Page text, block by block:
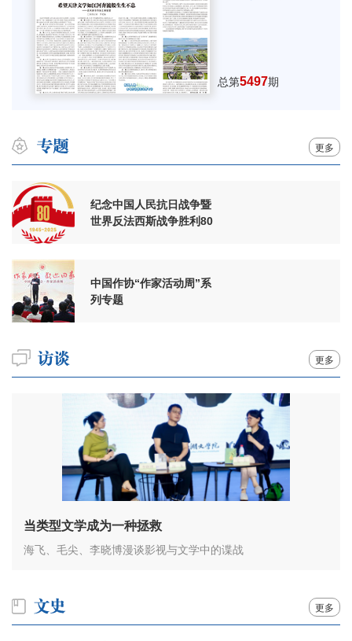
总第5497期
更多
纪念中国人民抗日战争暨
世界反法西斯战争胜利80
中国作协“作家活动周”系
列专题
更多
当类型文学成为一种拯救
海飞、毛尖、李晓博漫谈影视与文学中的谍战
更多